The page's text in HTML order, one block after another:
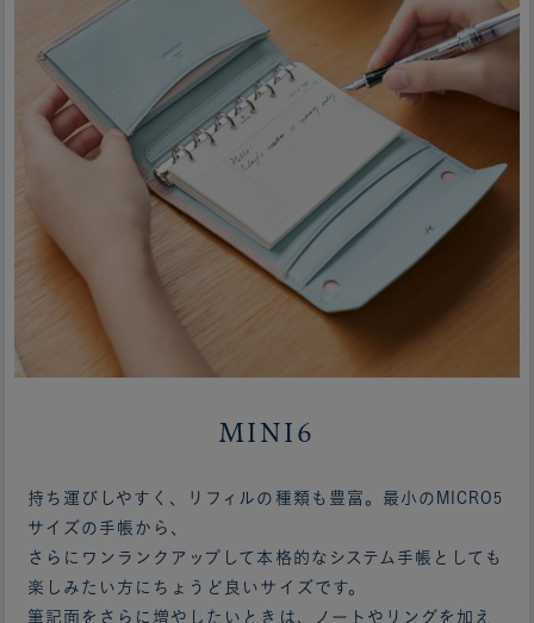
MINI6
持ち運びしやすく、リフィルの種類も豊富。最小のMICRO5
サイズの手帳から、
さらにワンランクアップして本格的なシステム手帳としても
楽しみたい方にちょうど良いサイズです。
筆記面をさらに増やしたいときは、ノートやリングを加え